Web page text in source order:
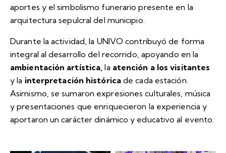
aportes y el simbolismo funerario presente en la
arquitectura sepulcral del municipio.
Durante la actividad, la UNIVO contribuyó de forma
integral al desarrollo del recorrido, apoyando en la
ambientación artística, la atención a los visitantes
y la interpretación históricade cada estación.
Asimismo, se sumaron expresiones culturales, música
y presentaciones que enriquecieron la experiencia y
aportaron un carácter dinámico y educativo al evento.